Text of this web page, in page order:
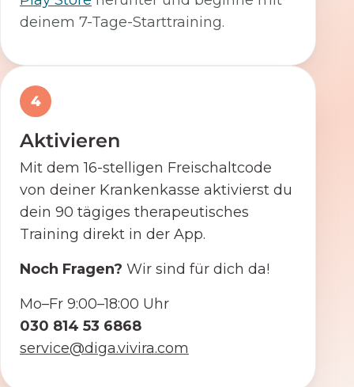
deinem 7-Tage-Starttraining.
4
Aktivieren
Mit dem 16-stelligen Freischaltcode
von deiner Krankenkasse aktivierst du
dein 90 tägiges therapeutisches
Training direkt in der App.
Noch Fragen? Wir sind für dich da!
Mo–Fr 9:00–18:00 Uhr
030 814 53 6868
service@diga.vivira.com